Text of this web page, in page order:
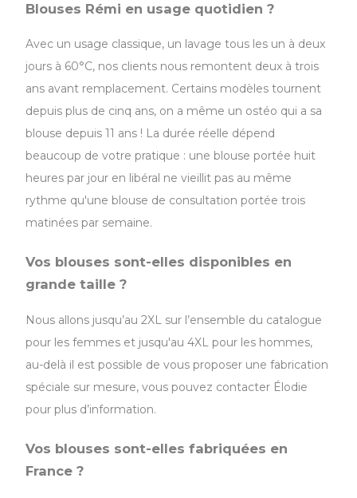
Blouses Rémi en usage quotidien ?
Avec un usage classique, un lavage tous les un à deux
jours à 60°C, nos clients nous remontent deux à trois
ans avant remplacement. Certains modèles tournent
depuis plus de cinq ans, on a même un ostéo qui a sa
blouse depuis 11 ans ! La durée réelle dépend
beaucoup de votre pratique : une blouse portée huit
heures par jour en libéral ne vieillit pas au même
rythme qu'une blouse de consultation portée trois
matinées par semaine.
Vos blouses sont-elles disponibles en
grande taille ?
Nous allons jusqu’au 2XL sur l’ensemble du catalogue
pour les femmes et jusqu'au 4XL pour les hommes,
au-delà il est possible de vous proposer une fabrication
spéciale sur mesure, vous pouvez contacter Élodie
pour plus d’information.
Vos blouses sont-elles fabriquées en
France ?